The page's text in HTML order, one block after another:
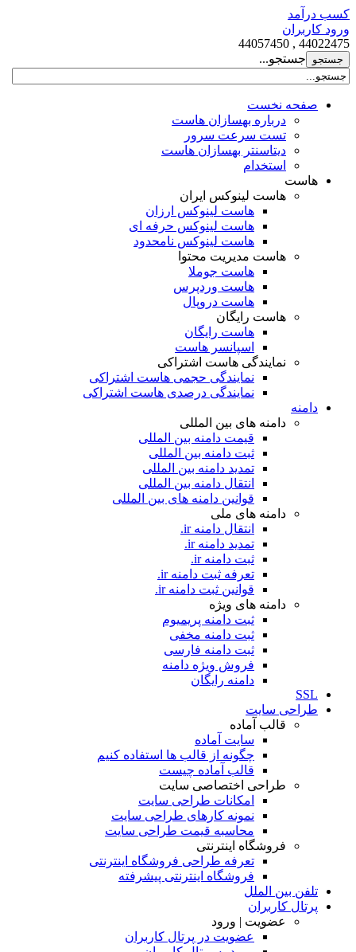
کسب درآمد
ورود کاربران
44022475 , 44057450
جستجو...
صفحه نخست
درباره بهسازان هاست
تست سرعت سرور
دیتاسنتر بهسازان هاست
استخدام
هاست
هاست لینوکس ایران
هاست لینوکس ارزان
هاست لینوکس حرفه ای
هاست لینوکس نامحدود
هاست مدیریت محتوا
هاست جوملا
هاست وردپرس
هاست دروپال
هاست رایگان
هاست رایگان
اسپانسر هاست
نمایندگی هاست اشتراکی
نمایندگی حجمی هاست اشتراکی
نمایندگی درصدی هاست اشتراکی
دامنه
دامنه های بین المللی
قیمت دامنه بین المللی
ثبت دامنه بین المللی
تمدید دامنه بین المللی
انتقال دامنه بین المللی
قوانین دامنه های بین المللی
دامنه های ملی
انتقال دامنه ir.
تمدید دامنه ir.
ثبت دامنه ir.
تعرفه ثبت دامنه ir.
قوانین ثبت دامنه ir.
دامنه های ویژه
ثبت دامنه پریمیوم
ثبت دامنه مخفی
ثبت دامنه فارسی
فروش ویژه دامنه
دامنه رایگان
SSL
طراحی سايت
قالب آماده
سایت آماده
چگونه از قالب ها استفاده کنیم
قالب آماده چیست
طراحی اختصاصی سایت
امکانات طراحی سایت
نمونه کارهای طراحی سایت
محاسبه قیمت طراحی سایت
فروشگاه اینترنتی
تعرفه طراحی فروشگاه اینترنتی
فروشگاه اینترنتی پیشرفته
تلفن بین الملل
پرتال کاربران
عضویت | ورود
عضویت در پرتال کاربران